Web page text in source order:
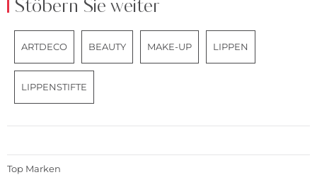
Stöbern Sie weiter
ARTDECO BEAUTY MAKE-UP LIPPEN
LIPPENSTIFTE
Top Marken